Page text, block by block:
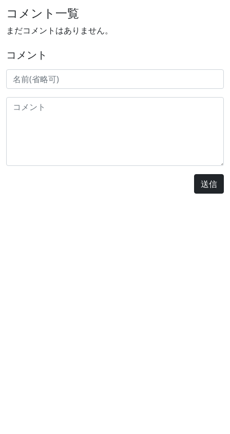
コメント一覧
まだコメントはありません。
コメント
送信